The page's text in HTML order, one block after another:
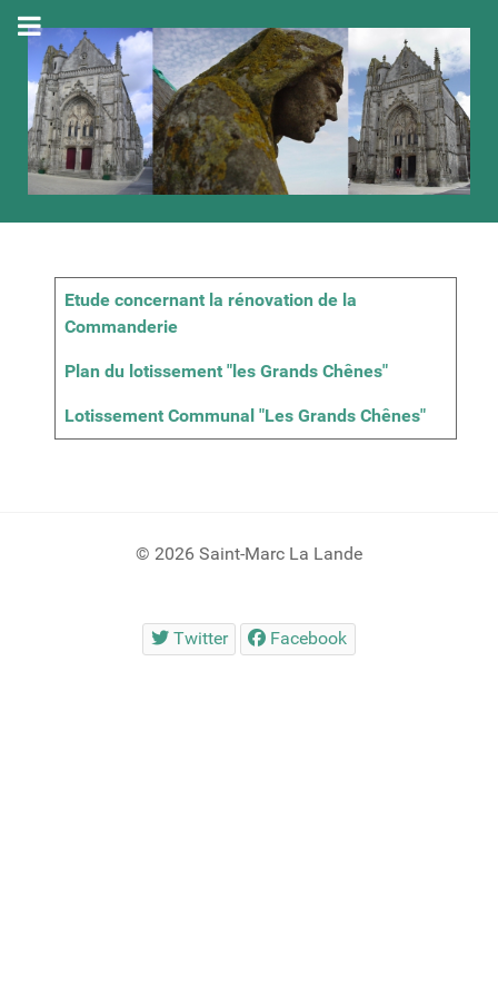
Articles
Titre
Etude concernant la rénovation de la
Commanderie
Plan du lotissement "les Grands Chênes"
Lotissement Communal "Les Grands Chênes"
© 2026 Saint-Marc La Lande
Twitter Facebook